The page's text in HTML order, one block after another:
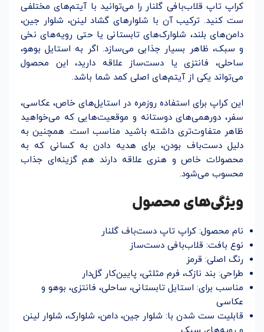
کراپ تاپ قلاب‌بافی گلنار را می‌توانید با آیتم‌های مختلفی
ست کنید. ترکیب آن با شلوارهای گشاد لینن، شلوار جین،
دامن‌های بلند، شلوارک‌های تابستانی یا حتی رویه‌های نخی
و سبک، ظاهر بسیار جذابی می‌سازد. اگر به استایل بوهو،
ساحلی، فانتزی یا دست‌ساز علاقه دارید، این محصول
می‌تواند یکی از آیتم‌های اصلی کمد شما باشد.
این کراپ برای استفاده روزمره در استایل‌های خاص، عکاسی،
سفر، دورهمی‌های دوستانه و موقعیت‌هایی که می‌خواهید
ظاهر متفاوت‌تری داشته باشید مناسب است. همچنین به
دلیل دست‌باف بودن، برای هدیه دادن به کسانی که به
محصولات خاص و هنری علاقه دارند هم گزینه‌ای جذاب
محسوب می‌شود.
ویژگی‌های محصول
نام محصول: کراپ تاپ دست‌باف گلنار
نوع بافت: قلاب‌بافی دست‌ساز
رنگ اصلی: قرمز
طراحی: بند نازک، فرم مثلثی، پایین‌کار گل‌دار
مناسب برای: استایل تابستانی، ساحلی، فانتزی، بوهو و
عکاسی
قابلیت ست شدن با: شلوار جین، دامن، شلوارک، شلوار لینن